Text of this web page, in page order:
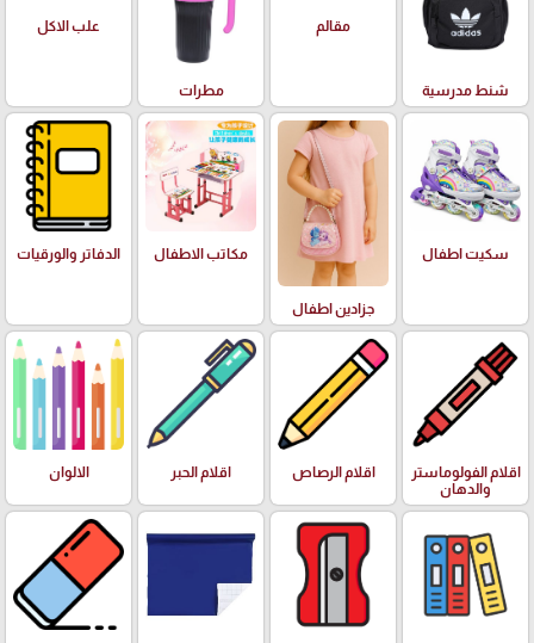
شنط مدرسية
مقالم
مطرات
علب الاكل
سكيت اطفال
جزادين اطفال
مكاتب الاطفال الدفاتر والورقيات
اقلام الفولوماستر
والدهان
اقلام الرصاص اقلام الحبر الالوان